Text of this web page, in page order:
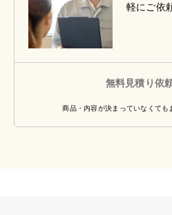
軽にご依
無料見積り依
商品・内容が決まっていなくても